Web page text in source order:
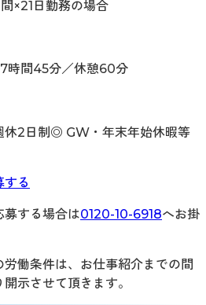
×21日勤務の場合
時間45分／休憩60分
休2日制◎ GW・年末年始休暇等
する
募する場合は0120-10-6918へお掛
働条件は、お仕事紹介までの間
示させて頂きます。